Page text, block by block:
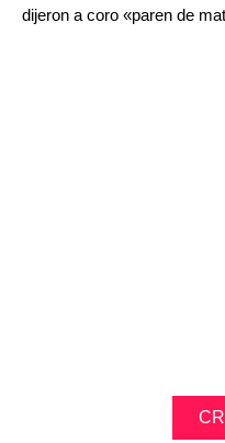
dijeron a coro «paren de